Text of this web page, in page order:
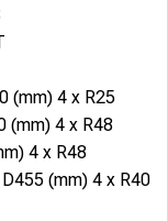
(mm) 4 x R25
(mm) 4 x R48
4 x R48
(mm) 4 x R40